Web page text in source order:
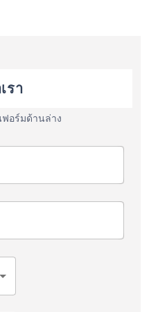
รา
อร์มด้านล่าง